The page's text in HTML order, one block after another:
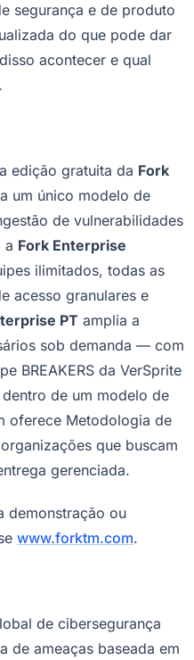
segurança e de produto
do que pode dar
acontecer e qual
edição gratuita da Fork
um único modelo de
de vulnerabilidades
a Fork Enterprise
ilimitados, todas as
acesso granulares e
PT amplia a
sob demanda — com
BREAKERS da VerSprite
de um modelo de
oferece Metodologia de
que buscam
gerenciada.
demonstração ou
www.forktm.com.
de cibersegurança
de ameaças baseada em